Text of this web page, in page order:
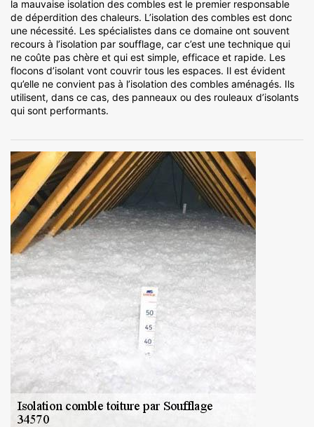
la mauvaise isolation des combles est le premier responsable
de déperdition des chaleurs. L’isolation des combles est donc
une nécessité. Les spécialistes dans ce domaine ont souvent
recours à l’isolation par soufflage, car c’est une technique qui
ne coûte pas chère et qui est simple, efficace et rapide. Les
flocons d’isolant vont couvrir tous les espaces. Il est évident
qu’elle ne convient pas à l’isolation des combles aménagés. Ils
utilisent, dans ce cas, des panneaux ou des rouleaux d’isolants
qui sont performants.